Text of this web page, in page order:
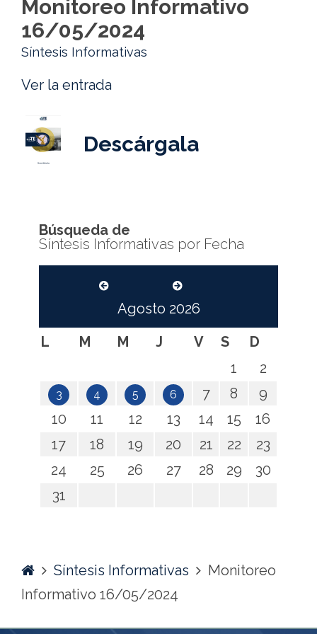
Monitoreo Informativo
16/05/2024
Síntesis Informativas
Ver la entrada
Descárgala
Búsqueda de
Síntesis Informativas por Fecha
Agosto 2026
L
M M J V S
D
1
2
3 4 5 6 7 8
9
10
11 12 13 14 15
16
17
18 19 20 21 22
23
24
25 26 27 28 29
30
31
HomeSíntesis Informativas
Monitoreo
Informativo 16/05/2024